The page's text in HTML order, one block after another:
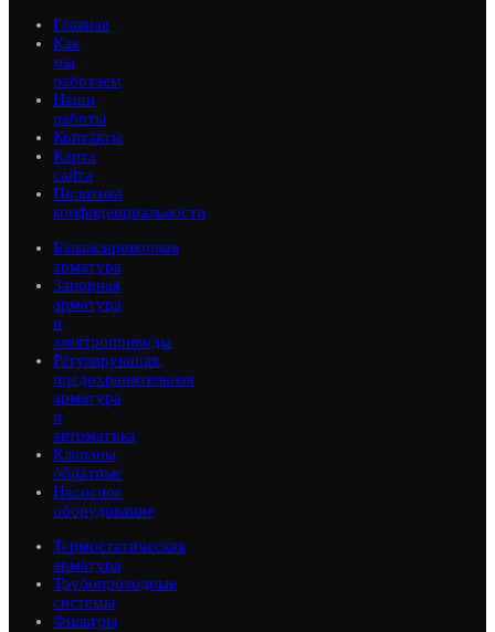
Главная
Как
мы
работаем
Наши
работы
Контакты
Карта
сайта
Политика
конфиденциальности
Балансировочная
арматура
Запорная
арматура
и
электроприводы
Регулирующая,
предохранительная
арматура
и
автоматика
Клапаны
обратные
Насосное
оборудование
Термостатическая
арматура
Трубопроводные
системы
Фильтры